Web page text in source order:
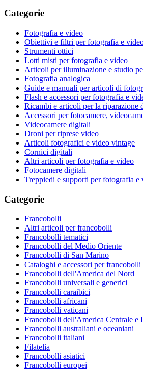
Categorie
Fotografia e video
Obiettivi e filtri per fotografia e
Strumenti ottici
Lotti misti per fotografia e video
Articoli per illuminazione e studio
Fotografia analogica
Guide e manuali per articoli di
Flash e accessori per fotografia e
Ricambi e articoli per la riparazione
Accessori per fotocamere,
Videocamere digitali
Droni per riprese video
Articoli fotografici e video vintage
Cornici digitali
Altri articoli per fotografia e video
Fotocamere digitali
Treppiedi e supporti per fotografia e
Categorie
Francobolli
Altri articoli per francobolli
Francobolli tematici
Francobolli del Medio Oriente
Francobolli di San Marino
Cataloghi e accessori per francobolli
Francobolli dell'America del Nord
Francobolli universali e generici
Francobolli caraibici
Francobolli africani
Francobolli vaticani
Francobolli dell'America Centrale e
Francobolli australiani e oceaniani
Francobolli italiani
Filatelia
Francobolli asiatici
Francobolli europei